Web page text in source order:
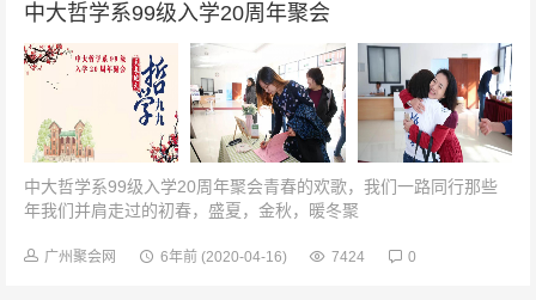
中大哲学系99级入学20周年聚会
中大哲学系99级入学20周年聚会青春的欢歌，我们一路同行那些
年我们并肩走过的初春，盛夏，金秋，暖冬聚
广州聚会网 6年前 (2020-04-16) 7424 0